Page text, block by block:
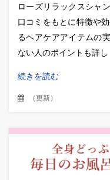
ローズリラックスシャ
口コミをもとに特徴や
るヘアケアアイテムの
ない人のポイントも詳し
続きを読む
（更新）